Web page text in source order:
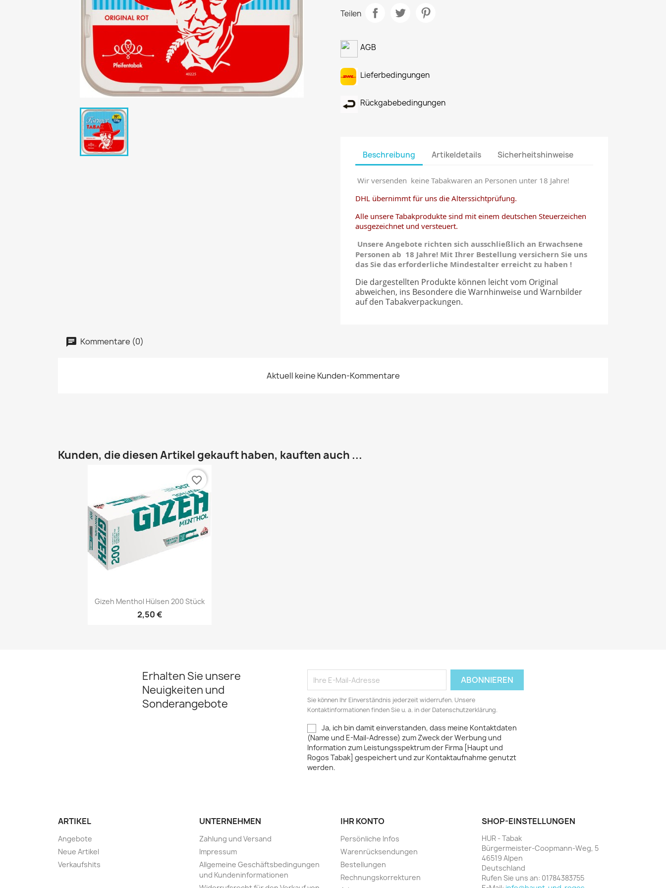
Teilen
AGB
Lieferbedingungen
Rückgabebedingungen
Beschreibung Artikeldetails Sicherheitshinweise
Wir versenden keine Tabakwaren an Personen unter 18 Jahre!
DHL übernimmt für uns die Alterssichtprüfung.
Alle unsere Tabakprodukte sind mit einem deutschen Steuerzeichen
ausgezeichnet und versteuert.
Unsere Angebote richten sich ausschließlich an Erwachsene
Personen ab 18 Jahre! Mit Ihrer Bestellung versichern Sie uns
das Sie das erforderliche Mindestalter erreicht zu haben !
Die dargestellten Produkte können leicht vom Original
abweichen, ins Besondere die Warnhinweise und Warnbilder
auf den Tabakverpackungen.
Kommentare (0)
Aktuell keine Kunden-Kommentare
Kunden, die diesen Artikel gekauft haben, kauften auch ...
Gizeh Menthol Hülsen 200 Stück
2,50 €
Vorschau
favorite_border
Erhalten Sie unsere
Neuigkeiten und
Sonderangebote
Sie können Ihr Einverständnis jederzeit widerrufen. Unsere
Kontaktinformationen finden Sie u. a. in der Datenschutzerklärung.
Ja, ich bin damit einverstanden, dass meine Kontaktdaten
(Name und E-Mail-Adresse) zum Zweck der Werbung und
Information zum Leistungsspektrum der Firma [Haupt und
Rogos Tabak] gespeichert und zur Kontaktaufnahme genutzt
werden.
ARTIKEL
Angebote
Neue Artikel
Verkaufshits
UNTERNEHMEN
Zahlung und Versand
Impressum
Allgemeine Geschäftsbedingungen
und Kundeninformationen
IHR KONTO
Persönliche Infos
Warenrücksendungen
Bestellungen
Rechnungskorrekturen
SHOP-EINSTELLUNGEN
HUR - Tabak
Bürgermeister-Coopmann-Weg, 5
46519 Alpen
Deutschland
Rufen Sie uns an: 01784383755